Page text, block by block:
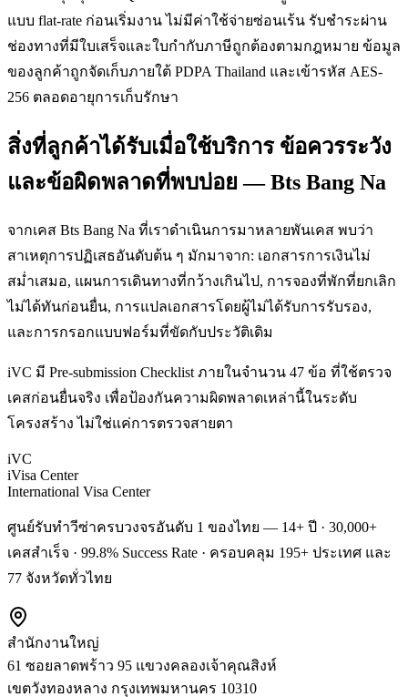
แบบ flat-rate ก่อนเริ่มงาน ไม่มีค่าใช้จ่ายซ่อนเร้น รับชำระผ่าน
ช่องทางที่มีใบเสร็จและใบกำกับภาษีถูกต้องตามกฎหมาย ข้อมูล
ของลูกค้าถูกจัดเก็บภายใต้ PDPA Thailand และเข้ารหัส AES-
256 ตลอดอายุการเก็บรักษา
สิ่งที่ลูกค้าได้รับเมื่อใช้บริการ ข้อควรระวัง
และข้อผิดพลาดที่พบบ่อย — Bts Bang Na
จากเคส Bts Bang Na ที่เราดำเนินการมาหลายพันเคส พบว่า
สาเหตุการปฏิเสธอันดับต้น ๆ มักมาจาก: เอกสารการเงินไม่
สม่ำเสมอ, แผนการเดินทางที่กว้างเกินไป, การจองที่พักที่ยกเลิก
ไม่ได้ทันก่อนยื่น, การแปลเอกสารโดยผู้ไม่ได้รับการรับรอง,
และการกรอกแบบฟอร์มที่ขัดกับประวัติเดิม
iVC มี Pre-submission Checklist ภายในจำนวน 47 ข้อ ที่ใช้ตรวจ
เคสก่อนยื่นจริง เพื่อป้องกันความผิดพลาดเหล่านี้ในระดับ
โครงสร้าง ไม่ใช่แค่การตรวจสายตา
iVC
iVisa Center
International Visa Center
ศูนย์รับทำวีซ่าครบวงจรอันดับ 1 ของไทย — 14+ ปี · 30,000+
เคสสำเร็จ · 99.8% Success Rate · ครอบคลุม 195+ ประเทศ และ
77 จังหวัดทั่วไทย
สำนักงานใหญ่
61 ซอยลาดพร้าว 95 แขวงคลองเจ้าคุณสิงห์
เขตวังทองหลาง กรุงเทพมหานคร 10310